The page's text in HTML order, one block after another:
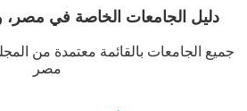
دليل الجامعات الخاصة في مصر،
جميع الجامعات بالقائمة معتمدة من
مصر